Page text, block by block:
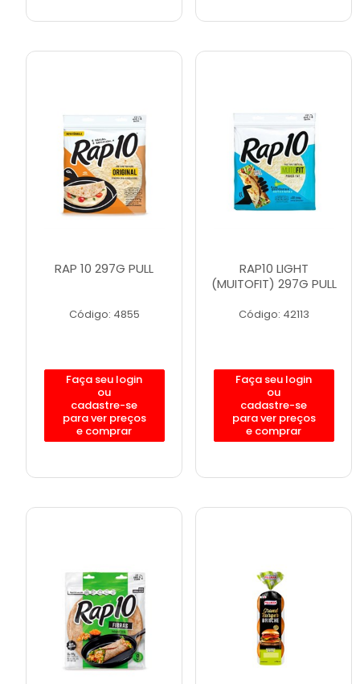
RAP 10 297G PULL
Código: 4855
Faça seu login
ou
cadastre-se
para ver preços
e comprar
RAP10 LIGHT
(MUITOFIT) 297G PULL
Código: 42113
Faça seu login
ou
cadastre-se
para ver preços
e comprar